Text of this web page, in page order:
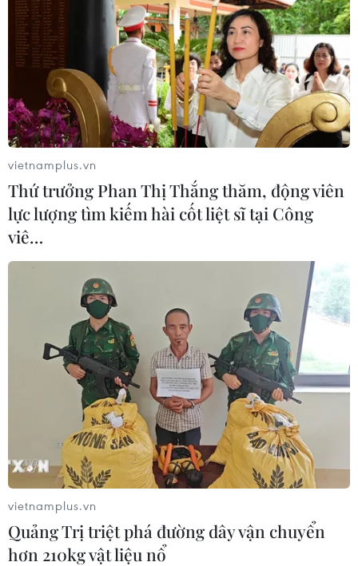
vietnamplus.vn
Thứ trưởng Phan Thị Thắng thăm, động viên
lực lượng tìm kiếm hài cốt liệt sĩ tại Công
viê…
vietnamplus.vn
Quảng Trị triệt phá đường dây vận chuyển
hơn 210kg vật liệu nổ